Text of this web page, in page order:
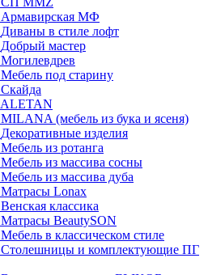
Армавирская МФ
Диваны в стиле лофт
Добрый мастер
Могилевдрев
Мебель под старину
Скайда
ALETAN
MILANA (мебель из бука и ясеня)
Декоративные изделия
Мебель из ротанга
Мебель из массива сосны
Мебель из массива дуба
Матрасы Lonax
Венская классика
Матрасы BeautySON
Мебель в классическом стиле
Столешницы и комплектующие ПГ